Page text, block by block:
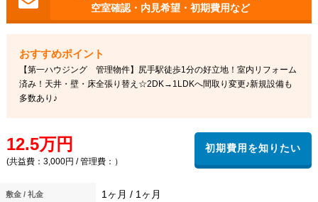
空室確認・内見希望・初期費用など
【第一ハウジング 管理物件】尻手駅徒歩1分の好立地！室内リフォーム
済み！天井・壁・床全張り替え☆2DK→1LDKへ間取り変更♪新規設備も
多数あり♪
12.5万円
(共益費：3,000円 / 管理費：）
敷金 / 礼金 1ヶ月 / 1ヶ月